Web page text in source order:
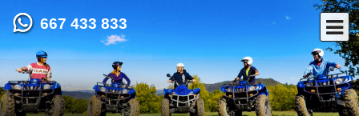
667 433 833